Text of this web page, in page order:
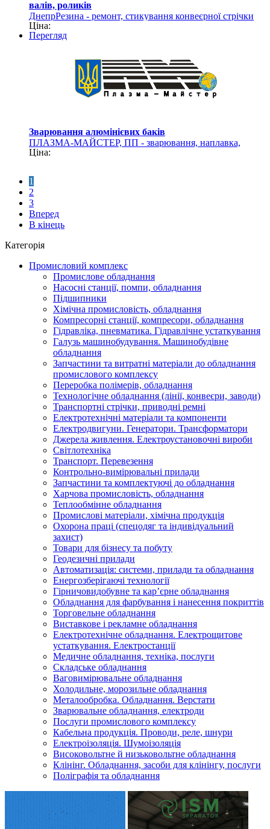
валів, роликів
ДнепрРезина - ремонт, стикування конвеєрної стрічки
Ціна:
Перегляд
Зварювання алюмінієвих баків
ПЛАЗМА-МАЙСТЕР, ПП - зварювання, наплавка,
механічна обробка деталей
Ціна:
1
2
3
Вперед
В кінець
Категорія
Промисловий комплекс
Промислове обладнання
Насосні станції, помпи, обладнання
Підшипники
Хімічна промисловість, обладнання
Компресорні станції, компресори, обладнання
Гідравліка, пневматика. Гідравлічне устаткування
Галузь машинобудування. Машинобудівне
обладнання
Запчастини та витратні матеріали до обладнання
промислового комплексу
Переробка полімерів, обладнання
Технологічне обладнання (лінії, конвеєри, заводи)
Транспортні стрічки, приводні ремні
Електротехнічні матеріали та компоненти
Електродвигуни. Генератори. Трансформатори
Джерела живлення. Електроустановочні вироби
Світлотехніка
Транспорт. Перевезення
Контрольно-вимірювальні прилади
Запчастини та комплектуючі до обладнання
Харчова промисловість, обладнання
Теплообмінне обладнання
Промислові матеріали, хімічна продукція
Охорона праці (спецодяг та індивідуальний
захист)
Товари для бізнесу та побуту
Геодезичні прилади
Автоматизація: системи, прилади та обладнання
Енергозберігаючі технології
Гірничовидобувне та кар’єрне обладнання
Обладнання для фарбування і нанесення покриттів
Торговельне обладнання
Виставкове і рекламне обладнання
Електротехнічне обладнання. Електрощитове
устаткування. Електростанції
Медичне обладнання, техніка, послуги
Складське обладнання
Ваговимірювальне обладнання
Холодильне, морозильне обладнання
Металообробка. Обладнання. Верстати
Зварювальне обладнання, електроди
Послуги промислового комплексу
Кабельна продукція. Проводи, реле, шнури
Електроізоляція. Шумоізоляція
Високовольтне й низьковольтне обладнання
Клінінг. Обладнання, засоби для клінінгу, послуги
Поліграфія та обладнання